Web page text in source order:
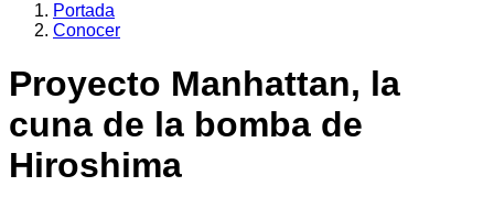
Portada
Conocer
Proyecto Manhattan, la
cuna de la bomba de
Hiroshima